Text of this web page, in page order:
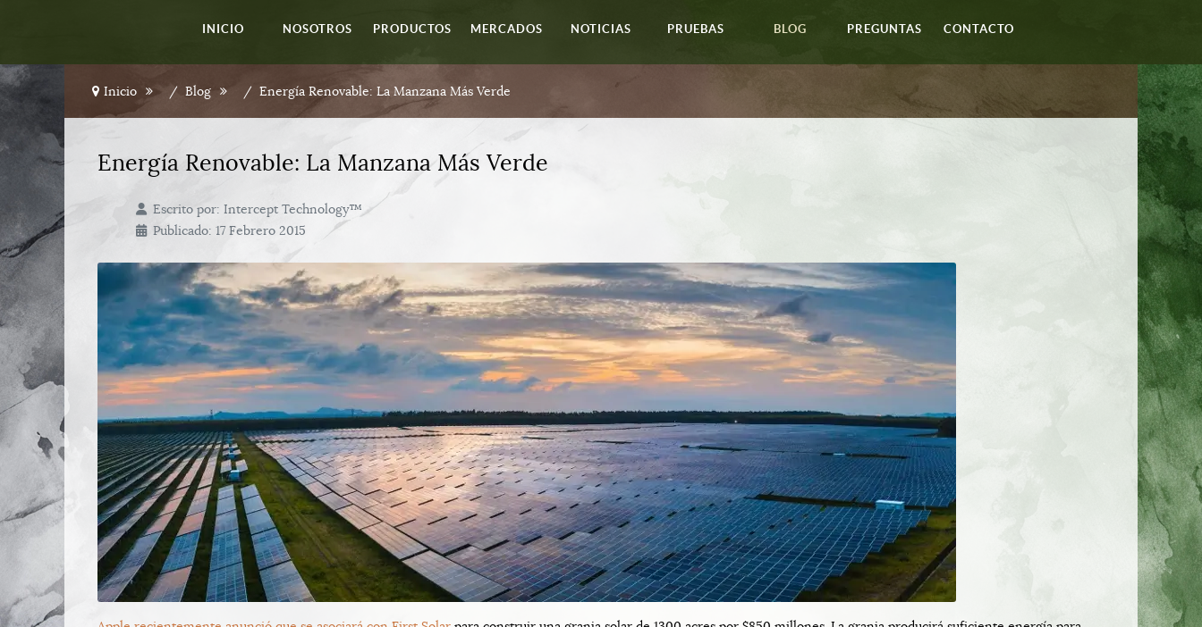
INICIO NOSOTROS PRODUCTOS MERCADOS NOTICIAS PRUEBAS BLOG PREGUNTAS CONTACTO
Inicio Blog Energía Renovable: La Manzana Más Verde
Energía Renovable: La Manzana Más Verde
Escrito por: Intercept Technology™
Publicado: 17 Febrero 2015